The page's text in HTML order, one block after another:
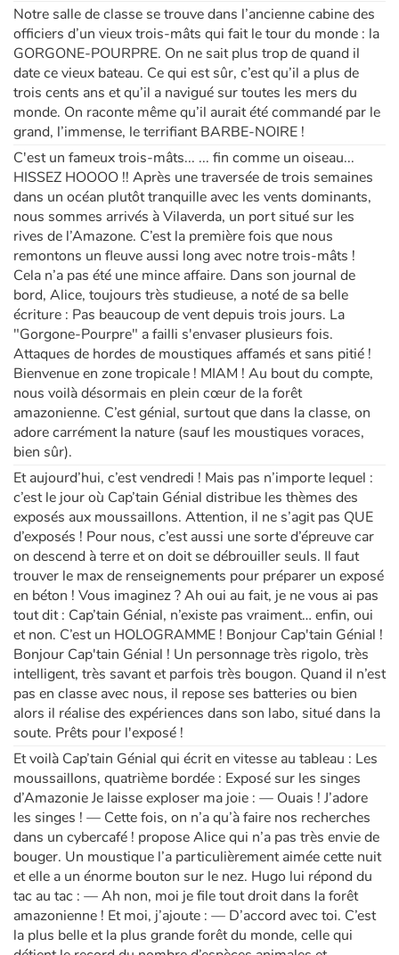
Notre salle de classe se trouve dans l’ancienne cabine des
officiers d’un vieux trois-mâts qui fait le tour du monde : la
GORGONE-POURPRE. On ne sait plus trop de quand il
date ce vieux bateau. Ce qui est sûr, c’est qu’il a plus de
trois cents ans et qu’il a navigué sur toutes les mers du
monde. On raconte même qu’il aurait été commandé par le
grand, l’immense, le terrifiant BARBE-NOIRE !
C'est un fameux trois-mâts... ... fin comme un oiseau...
HISSEZ HOOOO !! Après une traversée de trois semaines
dans un océan plutôt tranquille avec les vents dominants,
nous sommes arrivés à Vilaverda, un port situé sur les
rives de l’Amazone. C’est la première fois que nous
remontons un fleuve aussi long avec notre trois-mâts !
Cela n’a pas été une mince affaire. Dans son journal de
bord, Alice, toujours très studieuse, a noté de sa belle
écriture : Pas beaucoup de vent depuis trois jours. La
"Gorgone-Pourpre" a failli s'envaser plusieurs fois.
Attaques de hordes de moustiques affamés et sans pitié !
Bienvenue en zone tropicale ! MIAM ! Au bout du compte,
nous voilà désormais en plein cœur de la forêt
amazonienne. C’est génial, surtout que dans la classe, on
adore carrément la nature (sauf les moustiques voraces,
bien sûr).
Et aujourd’hui, c’est vendredi ! Mais pas n’importe lequel :
c’est le jour où Cap’tain Génial distribue les thèmes des
exposés aux moussaillons. Attention, il ne s’agit pas QUE
d’exposés ! Pour nous, c’est aussi une sorte d’épreuve car
on descend à terre et on doit se débrouiller seuls. Il faut
trouver le max de renseignements pour préparer un exposé
en béton ! Vous imaginez ? Ah oui au fait, je ne vous ai pas
tout dit : Cap’tain Génial, n’existe pas vraiment… enfin, oui
et non. C’est un HOLOGRAMME ! Bonjour Cap'tain Génial !
Bonjour Cap'tain Génial ! Un personnage très rigolo, très
intelligent, très savant et parfois très bougon. Quand il n’est
pas en classe avec nous, il repose ses batteries ou bien
alors il réalise des expériences dans son labo, situé dans la
soute. Prêts pour l'exposé !
Et voilà Cap’tain Génial qui écrit en vitesse au tableau : Les
moussaillons, quatrième bordée : Exposé sur les singes
d’Amazonie Je laisse exploser ma joie : — Ouais ! J’adore
les singes ! — Cette fois, on n’a qu’à faire nos recherches
dans un cybercafé ! propose Alice qui n’a pas très envie de
bouger. Un moustique l’a particulièrement aimée cette nuit
et elle a un énorme bouton sur le nez. Hugo lui répond du
tac au tac : — Ah non, moi je file tout droit dans la forêt
amazonienne ! Et moi, j’ajoute : — D’accord avec toi. C’est
la plus belle et la plus grande forêt du monde, celle qui